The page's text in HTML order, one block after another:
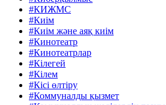
#КИЖМС
#Киім
#Киім және аяқ киім
#Кинотеатр
#Кинотеатрлар
#Кілегей
#Кілем
#Кісі өлтіру
#Коммуналды қызмет